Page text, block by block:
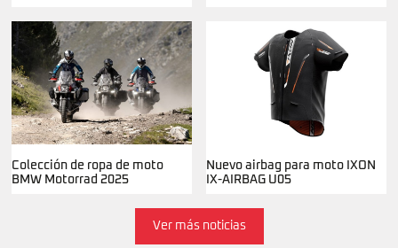
Colección de ropa de moto
BMW Motorrad 2025
Nuevo airbag para moto IXON
IX-AIRBAG U05
Ver más noticias